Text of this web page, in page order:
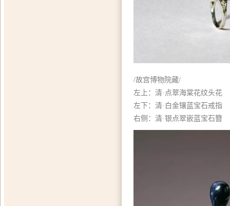
/故宫博物院藏/
左上：清·点翠海棠花纹头花
左下：清·白金镶蓝宝石戒指
右侧：清·银点翠嵌蓝宝石簪